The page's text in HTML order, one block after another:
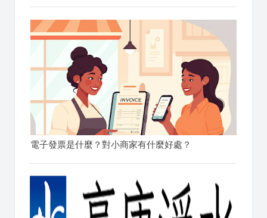
電子發票是什麼？對小商家有什麼好處？